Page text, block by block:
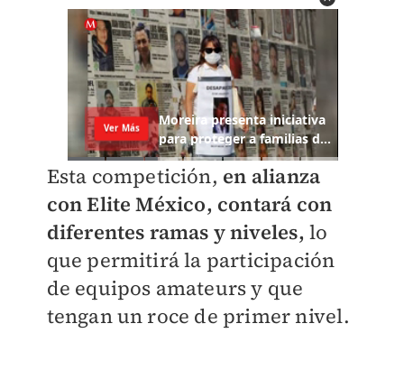
Esta competición, en alianza
con Elite México, contará con
diferentes ramas y niveles, lo
que permitirá la participación
de equipos amateurs y que
tengan un roce de primer nivel.